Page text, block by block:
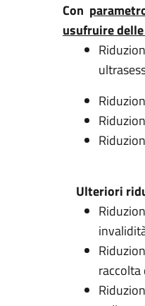
Con
usufruire
Ulteriori